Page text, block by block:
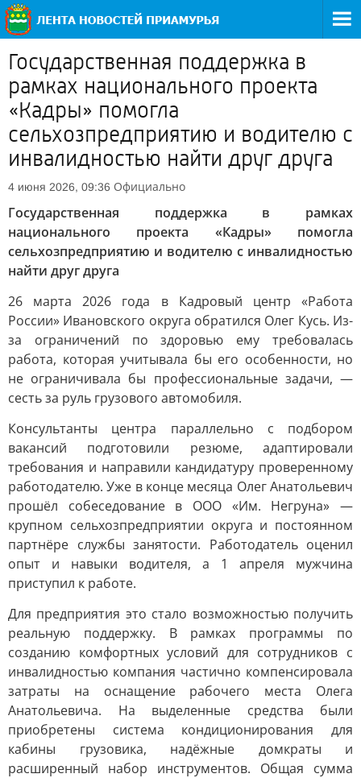
Государственная поддержка в
рамках национального проекта
«Кадры» помогла
сельхозпредприятию и водителю с
инвалидностью найти друг друга
4 июня 2026, 09:36 Официально
Государственная поддержка в рамках
национального проекта «Кадры» помогла
сельхозпредприятию и водителю с инвалидностью
найти друг друга
26 марта 2026 года в Кадровый центр «Работа
России» Ивановского округа обратился Олег Кусь. Из-
за ограничений по здоровью ему требовалась
работа, которая учитывала бы его особенности, но
не ограничивала бы профессиональные задачи, —
сесть за руль грузового автомобиля.
Консультанты центра параллельно с подбором
вакансий подготовили резюме, адаптировали
требования и направили кандидатуру проверенному
работодателю. Уже в конце месяца Олег Анатольевич
прошёл собеседование в ООО «Им. Негруна» —
крупном сельхозпредприятии округа и постоянном
партнёре службы занятости. Работодатель оценил
опыт и навыки водителя, а 1 апреля мужчина
приступил к работе.
Для предприятия это стало возможностью получить
реальную поддержку. В рамках программы по
созданию комфортных условий для сотрудников с
инвалидностью компания частично компенсировала
затраты на оснащение рабочего места Олега
Анатольевича. На выделенные средства были
приобретены система кондиционирования для
кабины грузовика, надёжные домкраты и
расширенный набор инструментов. Общая сумма